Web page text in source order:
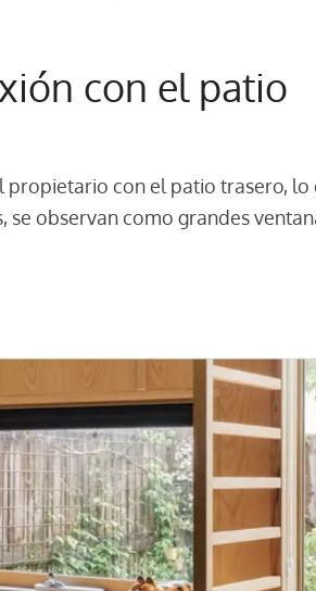
con el patio
con el patio trasero, lo
observan como grandes